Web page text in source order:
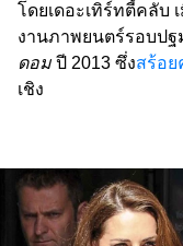
โดยเดอะเทิร์ทตี้คลับ
งานภาพยนตร์รอบปฐ
ดอมปี 2013 ซึ่งสร้อย
เชิง